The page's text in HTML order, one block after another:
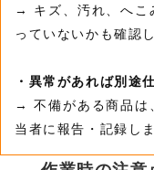
→ キズ、汚れ、へこ
っていないかも確認
・異常があれば別途
→ 不備がある商品は
当者に報告・記録しま